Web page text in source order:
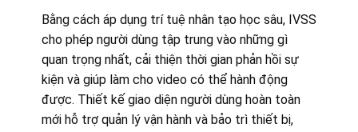
Bằng cách áp dụng trí tuệ nhân tạo học sâu, IVSS
cho phép người dùng tập trung vào những gì
quan trọng nhất, cải thiện thời gian phản hồi sự
kiện và giúp làm cho video có thể hành động
được. Thiết kế giao diện người dùng hoàn toàn
mới hỗ trợ quản lý vận hành và bảo trì thiết bị,